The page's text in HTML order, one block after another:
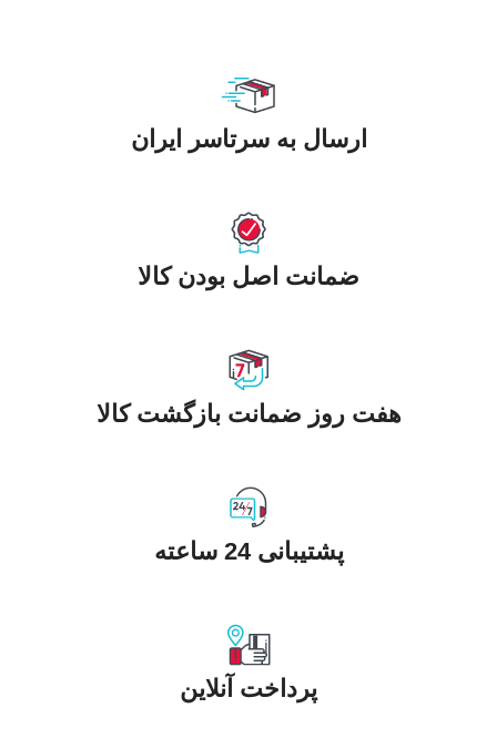
ارسال به سرتاسر ایران
ضمانت اصل بودن کالا
هفت روز ضمانت بازگشت کالا
پشتیبانی 24 ساعته
پرداخت آنلاین